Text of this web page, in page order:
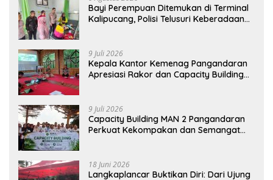
Bayi Perempuan Ditemukan di Terminal
Kalipucang, Polisi Telusuri Keberadaan
9 Juli 2026
Kepala Kantor Kemenag Pangandaran
Apresiasi Rakor dan Capacity Building
9 Juli 2026
Capacity Building MAN 2 Pangandaran
Perkuat Kekompakan dan Semangat
18 Juni 2026
Langkaplancar Buktikan Diri: Dari Ujung